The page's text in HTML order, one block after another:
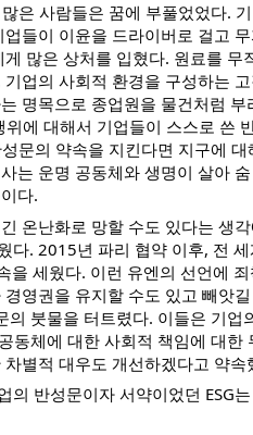
은 사람들은 꿈에 부풀었었다.
들이 이윤을 드라이버로 걸고
많은 상처를 입혔다. 원료를 무
업의 사회적 환경을 구성하는
명목으로 종업원을 물건처럼
위에 대해서 기업들이 스스로 쓴
문의 약속을 지킨다면 지구에
는 운명 공동체와 생명이 살아
다.
온난화로 망할 수도 있다는 생
다. 2015년 파리 협약 이후, 전
을 세웠다. 이런 유엔의 선언에
영권을 유지할 수도 있고 빼앗
의 붓물을 터트렸다. 이들은 기업
동체에 대한 사회적 책임에 대한
별적 대우도 개선하겠다고 약속
의 반성문이자 서약이었던 ESG